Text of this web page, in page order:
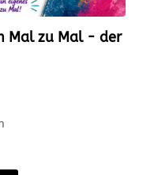
Mal zu Mal - der